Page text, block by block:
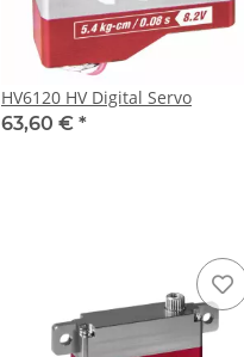
HV6120 HV Digital Servo
63,60 € *